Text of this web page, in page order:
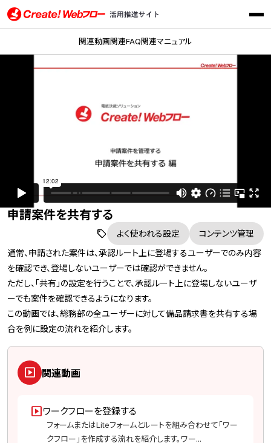
Create!Webフロー活用推進サイト インフォテック株式会社
メ
関連動画関連FAQ関連マニュアル
申請案件を共有する
よく使われる設定
コンテンツ管理
通常、申請された案件は、承認ルート上に登場するユーザーでのみ内容
を確認でき、登場しないユーザーでは確認ができません。
ただし、「共有」の設定を行うことで、承認ルート上に登場しないユーザ
ーでも案件を確認できるようになります。
この動画では、総務部の全ユーザーに対して備品請求書を共有する場
合を例に設定の流れを紹介します。
関連動画
slideshow
slideshowワークフローを登録する
フォームまたはLiteフォームとルートを組み合わせて「ワー
クフロー」を作成する流れを紹介します。ワー...